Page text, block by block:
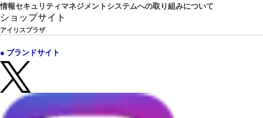
情報セキュリティマネジメントシステムへの取り組みについて
ショップサイト
アイリスプラザ
● ブランドサイト